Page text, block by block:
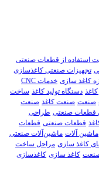
استفاده از قطعات صنعتی
تجهیزات صنعتی کاغذسازی
کاغذ سازی خدمات CNC
دستگاه تولید کاغذ ساخت
صنعت صنعت کاغذ صنعت
قطعات صنعتی طراحی
قطعات صنعتی قطعات
ماشین‌ آلات ماشین‌آلات صنعتی
کاغذ سازی مراحل ساخت
صنعت کاغذ سازی کاغذسازی